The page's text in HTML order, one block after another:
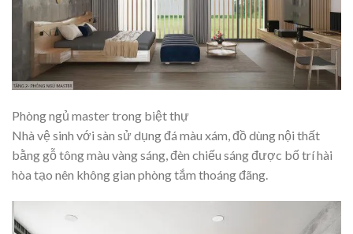
Phòng ngủ master trong biệt thự
Nhà vệ sinh với sàn sử dụng đá màu xám, đồ dùng nội thất
bằng gỗ tông màu vàng sáng, đèn chiếu sáng được bố trí hài
hòa tạo nên không gian phòng tắm thoáng đãng.